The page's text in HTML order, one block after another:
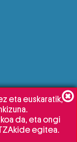
eta euskaratik,
da, eta ongi
egitea.